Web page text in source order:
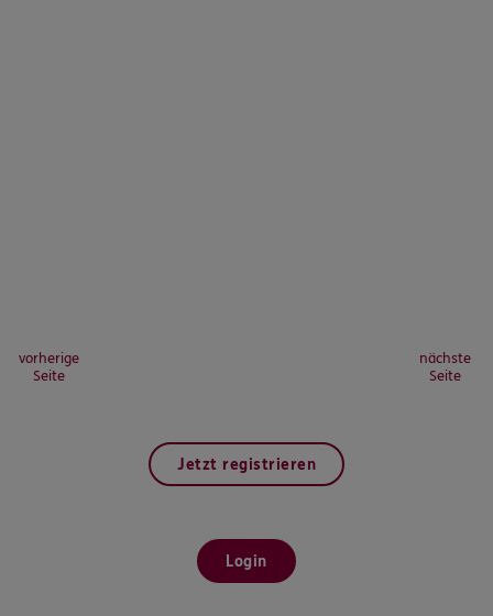
vorherige
Seite
nächste
Seite
Jetzt registrieren
Login